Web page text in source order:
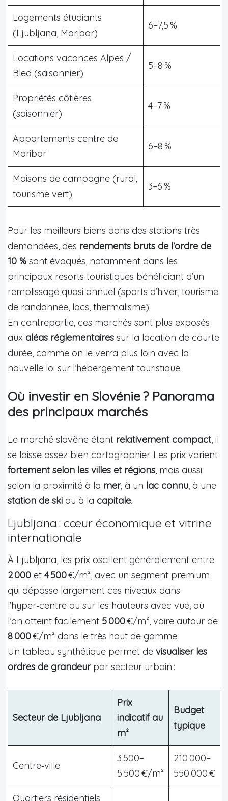
Logements étudiants
(Ljubljana, Maribor)
6–7,5 %
Locations vacances Alpes /
Bled (saisonnier)
5–8 %
Propriétés côtières
(saisonnier)
4–7 %
Appartements centre de
Maribor
6–8 %
Maisons de campagne (rural,
tourisme vert)
3–6 %
Pour les meilleurs biens dans des stations très
demandées, des rendements bruts de l’ordre de
10 % sont évoqués, notamment dans les
principaux resorts touristiques bénéficiant d’un
remplissage quasi annuel (sports d’hiver, tourisme
de randonnée, lacs, thermalisme).
En contrepartie, ces marchés sont plus exposés
aux aléas réglementaires sur la location de courte
durée, comme on le verra plus loin avec la
nouvelle loi sur l’hébergement touristique.
Où investir en Slovénie ? Panorama
des principaux marchés
Le marché slovène étant relativement compact, il
se laisse assez bien cartographier. Les prix varient
fortement selon les villes et régions, mais aussi
selon la proximité à la mer, à un lac connu, à une
station de ski ou à la capitale.
Ljubljana : cœur économique et vitrine
internationale
À Ljubljana, les prix oscillent généralement entre
2 000 et 4 500€/m², avec un segment premium
qui dépasse largement ces niveaux dans
l’hyper‑centre ou sur les hauteurs avec vue, où
l’on atteint facilement 5 000€/m², voire autour de
8 000€/m² dans le très haut de gamme.
Un tableau synthétique permet de visualiser les
ordres de grandeurpar secteur urbain :
Secteur de Ljubljana
Prix
indicatif au
m²
Budget
typique
Centre‑ville
3 500–
5 500 €/m²
210 000–
550 000 €
Quartiers résidentiels